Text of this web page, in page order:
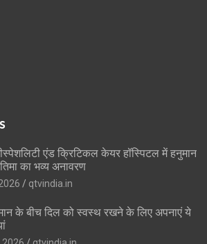
एंड क्रिटिकल केयर हॉस्पिटल में हनुमान
का भव्य अनावरण
qtvindia.in
के बीच दिल को स्वस्थ रखने के लिए अपनाएं ये